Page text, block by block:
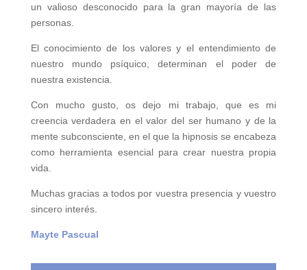
un valioso desconocido para la gran mayoría de las
personas.
El conocimiento de los valores y el entendimiento de
nuestro mundo psíquico, determinan el poder de
nuestra existencia.
Con mucho gusto, os dejo mi trabajo, que es mi
creencia verdadera en el valor del ser humano y de la
mente subconsciente, en el que la hipnosis se encabeza
como herramienta esencial para crear nuestra propia
vida.
Muchas gracias a todos por vuestra presencia y vuestro
sincero interés.
Mayte Pascual